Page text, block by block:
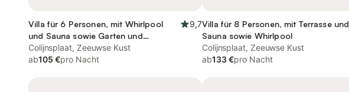
Villa für 6 Personen, mit Whirlpool
und Sauna sowie Garten und
Terrasse, mit Haustier
9,7
Colijnsplaat, Zeeuwse Kust
ab105 €pro Nacht
Villa für 8 Personen, mit Terrasse und
Sauna sowie Whirlpool
Colijnsplaat, Zeeuwse Kust
ab133 €pro Nacht